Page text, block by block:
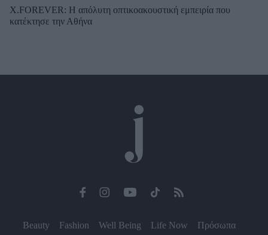
X.FOREVER: Η απόλυτη οπτικοακουστική εμπειρία που
κατέκτησε την Αθήνα
Beauty Fashion Well Being Life Now
Πρόσωπα